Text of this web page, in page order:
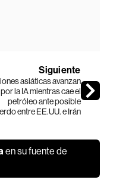
Siguiente
asiáticas avanzan
por la IA mientras cae el
petróleo ante posible
entre EE.UU. e Irán
en su fuente de